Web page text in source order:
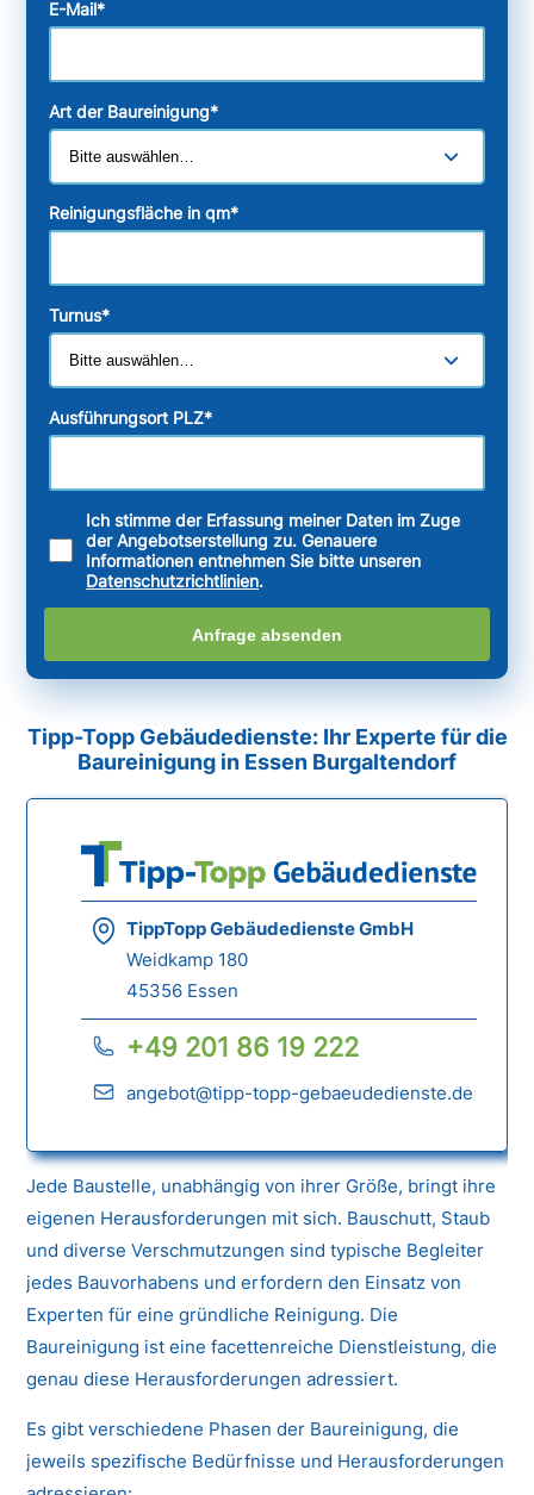
E-Mail*
Art der Baureinigung*
Reinigungsfläche in qm*
Turnus*
Ausführungsort PLZ*
Ich stimme der Erfassung meiner Daten im Zuge
der Angebotserstellung zu. Genauere
Informationen entnehmen Sie bitte unseren
Datenschutzrichtlinien.
Anfrage absenden
Tipp-Topp Gebäudedienste: Ihr Experte für die
Baureinigung in Essen Burgaltendorf
TippTopp Gebäudedienste GmbH
Weidkamp 180
45356 Essen
+49 201 86 19 222
angebot@tipp-topp-gebaeudedienste.de
Jede Baustelle, unabhängig von ihrer Größe, bringt ihre
eigenen Herausforderungen mit sich. Bauschutt, Staub
und diverse Verschmutzungen sind typische Begleiter
jedes Bauvorhabens und erfordern den Einsatz von
Experten für eine gründliche Reinigung. Die
Baureinigung ist eine facettenreiche Dienstleistung, die
genau diese Herausforderungen adressiert.
Es gibt verschiedene Phasen der Baureinigung, die
jeweils spezifische Bedürfnisse und Herausforderungen